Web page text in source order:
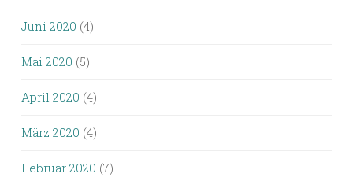
Juni 2020 (4)
Mai 2020 (5)
April 2020 (4)
März 2020 (4)
Februar 2020 (7)